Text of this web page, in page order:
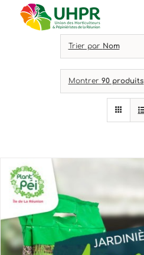
Passer
Trier par Nom
Montrer 90 produits